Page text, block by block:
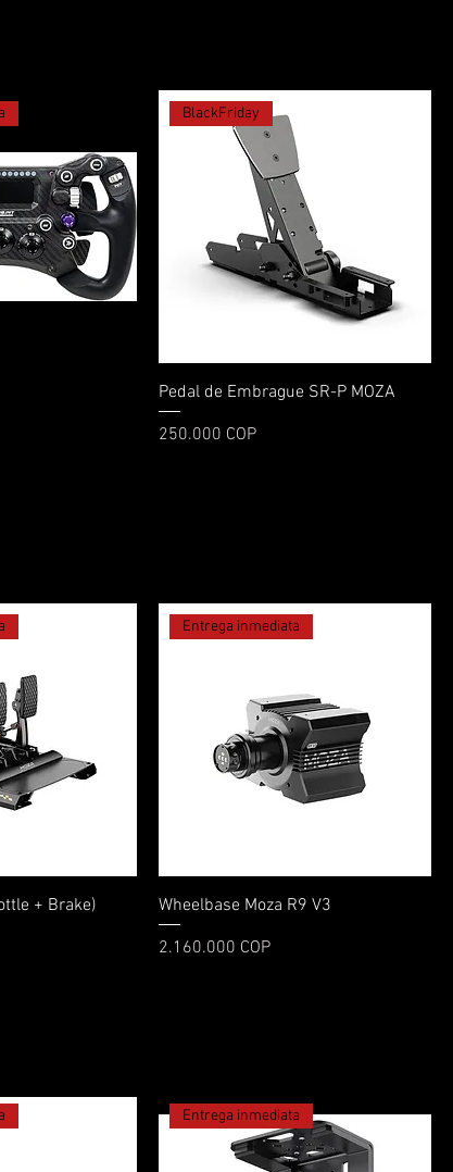
Vista rápida
BlackFriday
Pedal de Embrague SR-P MOZA
Precio
250.000 COP
+ Brake)
Vista rápida
Entrega inmediata
Wheelbase Moza R9 V3
Precio
2.160.000 COP
Entrega inmediata